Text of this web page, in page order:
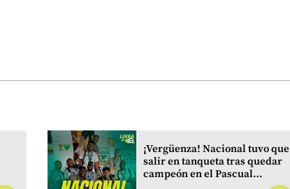
¡Vergüenza! Nacional tuvo que
salir en tanqueta tras quedar
campeón en el Pascual